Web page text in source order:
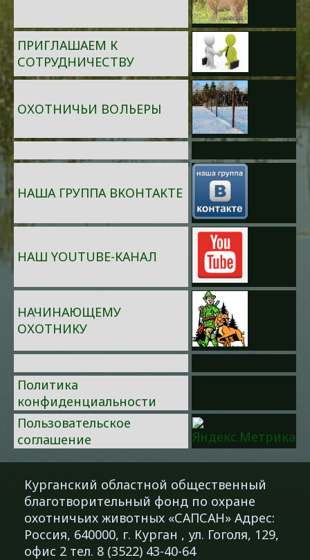
ПРИГЛАШАЕМ К
СОТРУДНИЧЕСТВУ
ОХОТНИЧЬИ ВОЛЬЕРЫ
НАША ГРУППА ВКОНТАКТЕ
НАШ YOUTUBE-КАНАЛ
НАЧИНАЮЩЕМУ
ОХОТНИКУ
Политика
конфиденциальности
Пользовательское
соглашение
Курганский областной общественный
благотворительный фонд по охране
охотничьих животных «САПСАН» Адрес:
Россия, 640000, г. Курган , ул. Гоголя, 129,
офис 2 тел. 8 (3522) 43-40-64